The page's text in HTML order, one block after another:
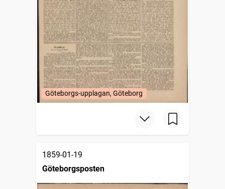
Göteborgs-upplagan, Göteborg
1859-01-19
Göteborgsposten